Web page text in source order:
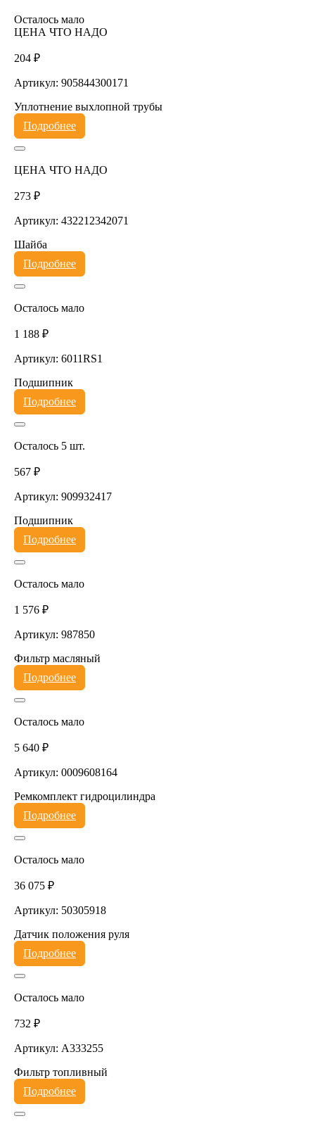
Осталось мало
ЦЕНА ЧТО НАДО
204 ₽
Артикул: 905844300171
Уплотнение выхлопной трубы
Подробнее
ЦЕНА ЧТО НАДО
273 ₽
Артикул: 432212342071
Шайба
Подробнее
Осталось мало
1 188 ₽
Артикул: 6011RS1
Подшипник
Подробнее
Осталось 5 шт.
567 ₽
Артикул: 909932417
Подшипник
Подробнее
Осталось мало
1 576 ₽
Артикул: 987850
Фильтр масляный
Подробнее
Осталось мало
5 640 ₽
Артикул: 0009608164
Ремкомплект гидроцилиндра
Подробнее
Осталось мало
36 075 ₽
Артикул: 50305918
Датчик положения руля
Подробнее
Осталось мало
732 ₽
Артикул: A333255
Фильтр топливный
Подробнее